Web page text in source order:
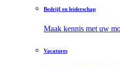
Bedrijf en leiderschap
Maak kennis met uw
Vacatures